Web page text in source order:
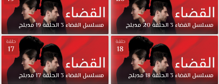
مسلسلالقضاء3 الحلقة20مدبلج مسلسلالقضاء3 الحلقة19مدبلج
حلقة
18
مسلسلالقضاء3 الحلقة18مدبلج
حلقة
17
مسلسلالقضاء3 الحلقة17مدبلج